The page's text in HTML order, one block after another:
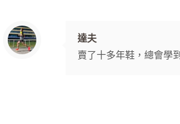
達夫
賣了十多年鞋，總會學